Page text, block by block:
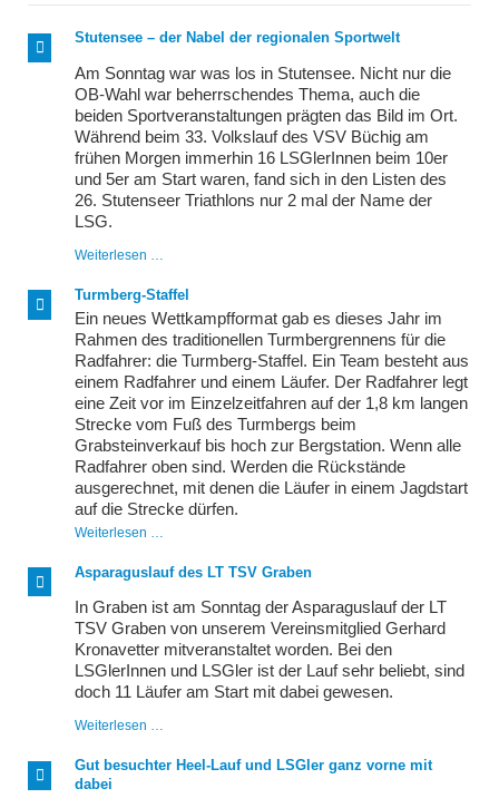
Stutensee – der Nabel der regionalen Sportwelt
Am Sonntag war was los in Stutensee. Nicht nur die
OB-Wahl war beherrschendes Thema, auch die
beiden Sportveranstaltungen prägten das Bild im Ort.
Während beim 33. Volkslauf des VSV Büchig am
frühen Morgen immerhin 16 LSGlerInnen beim 10er
und 5er am Start waren, fand sich in den Listen des
26. Stutenseer Triathlons nur 2 mal der Name der
LSG.
Weiterlesen …
der
Nabel
der
regionalen
Sportwelt
Turmberg-Staffel
Ein neues Wettkampfformat gab es dieses Jahr im
Rahmen des traditionellen Turmbergrennens für die
Radfahrer: die Turmberg-Staffel. Ein Team besteht aus
einem Radfahrer und einem Läufer. Der Radfahrer legt
eine Zeit vor im Einzelzeitfahren auf der 1,8 km langen
Strecke vom Fuß des Turmbergs beim
Grabsteinverkauf bis hoch zur Bergstation. Wenn alle
Radfahrer oben sind. Werden die Rückstände
ausgerechnet, mit denen die Läufer in einem Jagdstart
auf die Strecke dürfen.
Weiterlesen …
Asparaguslauf des LT TSV Graben
In Graben ist am Sonntag der Asparaguslauf der LT
TSV Graben von unserem Vereinsmitglied Gerhard
Kronavetter mitveranstaltet worden. Bei den
LSGlerInnen und LSGler ist der Lauf sehr beliebt, sind
doch 11 Läufer am Start mit dabei gewesen.
Weiterlesen …
LT
TSV
Gut besuchter Heel-Lauf und LSGler ganz vorne mit
dabei